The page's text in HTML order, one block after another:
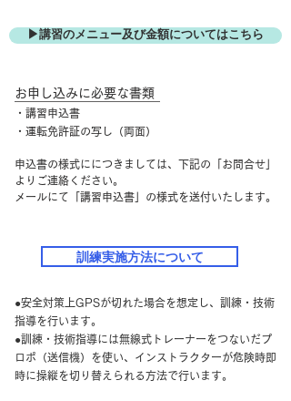
▶︎講習のメニュー及び金額についてはこちら
お申し込みに必要な書類
・講習申込書
・運転免許証の写し（両面）
申込書の様式ににつきましては、 下記の「お問合せ」
よりご連絡ください。
メールにて「講習申込書」の様式を送付いたします。
訓練実施方法について
●​安全対策上GPSが切れた場合を想定し、訓練・技術
指導を行います。
​●訓練・技術指導には無線式トレーナーをつないだプ
ロポ（送信機）を使い、インストラクターが危険時即
時に操縦を切り替えられる方法で行います。